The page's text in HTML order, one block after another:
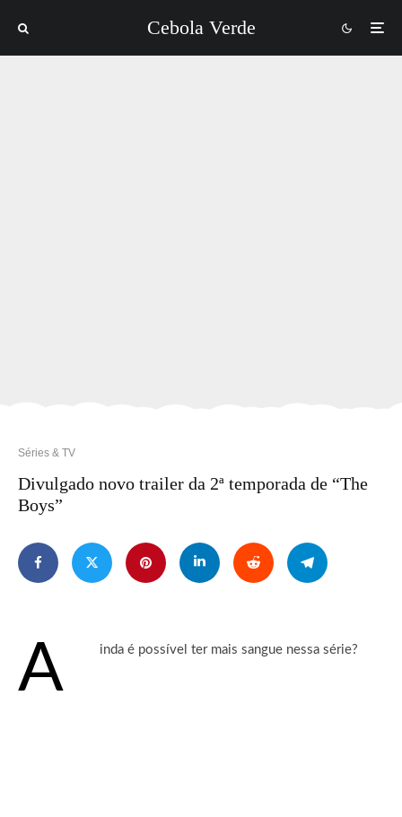
Cebola Verde
Séries & TV
Divulgado novo trailer da 2ª temporada de “The
Boys”
A inda é possível ter mais sangue nessa série?